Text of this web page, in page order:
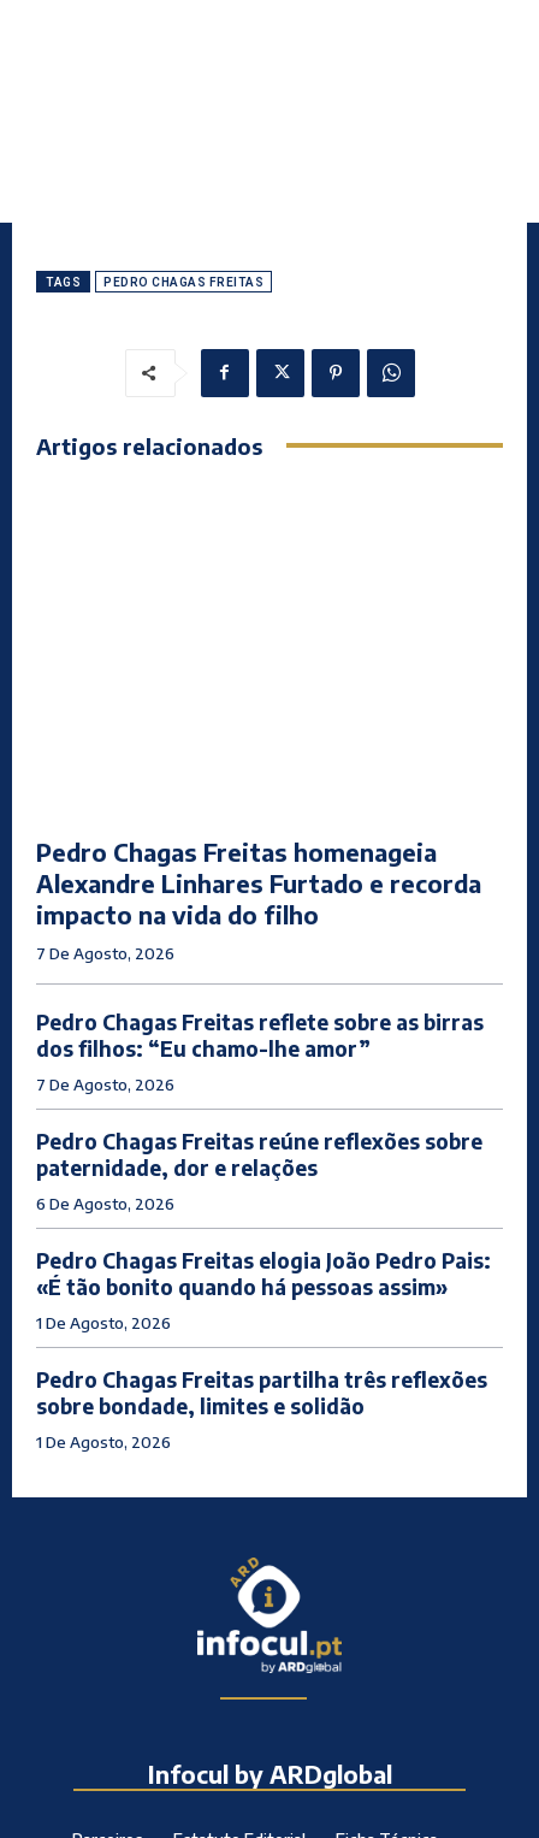
TAGS PEDRO CHAGAS FREITAS
Artigos relacionados
Pedro Chagas Freitas homenageia
Alexandre Linhares Furtado e recorda
impacto na vida do filho
7 De Agosto, 2026
Pedro Chagas Freitas reflete sobre as birras
dos filhos: “Eu chamo-lhe amor”
7 De Agosto, 2026
Pedro Chagas Freitas reúne reflexões sobre
paternidade, dor e relações
6 De Agosto, 2026
Pedro Chagas Freitas elogia João Pedro Pais:
«É tão bonito quando há pessoas assim»
1 De Agosto, 2026
Pedro Chagas Freitas partilha três reflexões
sobre bondade, limites e solidão
1 De Agosto, 2026
Infocul by ARDglobal